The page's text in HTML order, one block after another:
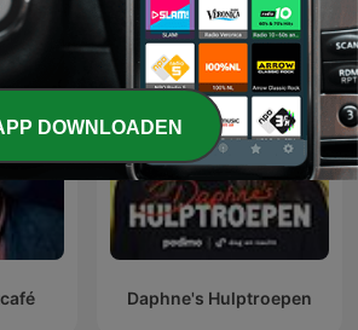
Daphne's Hulptroepen
DOWNLOADEN